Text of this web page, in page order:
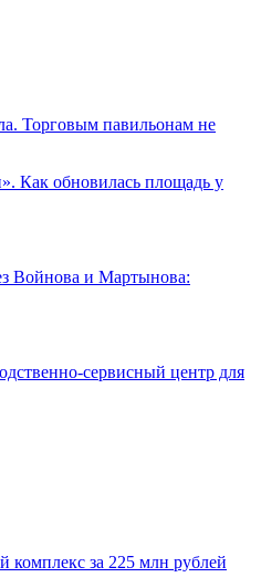
Торговым павильонам не
Как обновилась площадь у
Войнова и Мартынова:
сервисный центр для
за 225 млн рублей